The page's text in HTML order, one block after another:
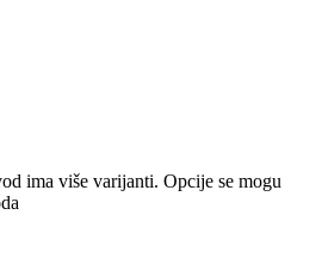
ima više varijanti. Opcije se mogu